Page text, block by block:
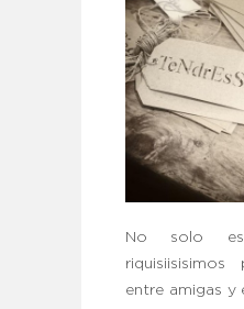
No solo
riquisiisisimos
entre amigas y